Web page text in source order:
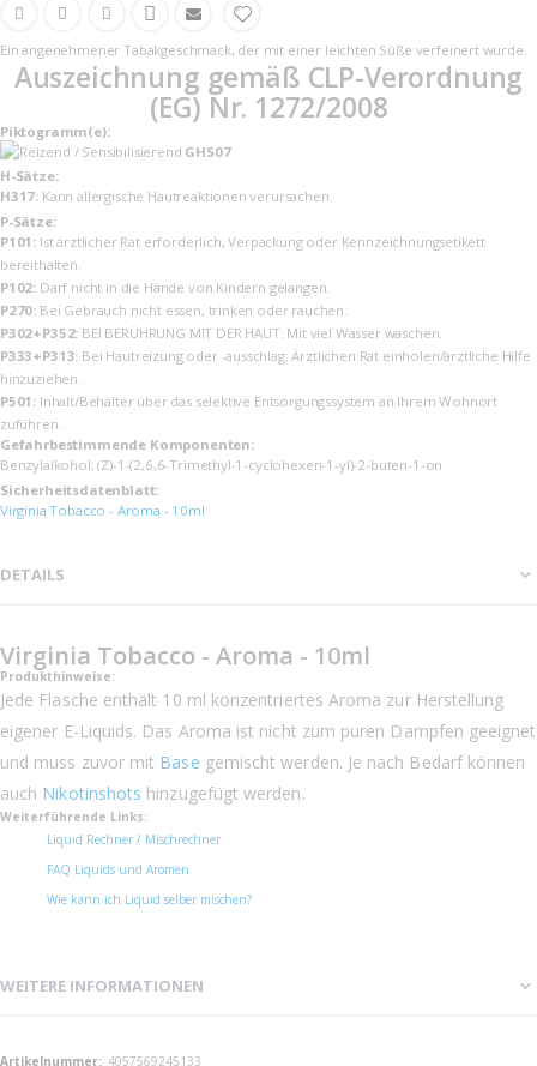
Ein angenehmener Tabakgeschmack, der mit einer leichten Süße verfeinert wurde.
Auszeichnung gemäß CLP-Verordnung
(EG) Nr. 1272/2008
Piktogramm(e):
GHS07
H-Sätze:
H317: Kann allergische Hautreaktionen verursachen.
P-Sätze:
P101: Ist ärztlicher Rat erforderlich, Verpackung oder Kennzeichnungsetikett
bereithalten.
P102: Darf nicht in die Hände von Kindern gelangen.
P270: Bei Gebrauch nicht essen, trinken oder rauchen.
P302+P352: BEI BERÜHRUNG MIT DER HAUT: Mit viel Wasser waschen.
P333+P313: Bei Hautreizung oder -ausschlag: Ärztlichen Rat einholen/ärztliche Hilfe
hinzuziehen.
P501: Inhalt/Behälter über das selektive Entsorgungssystem an Ihrem Wohnort
zuführen.
Gefahrbestimmende Komponenten:
Benzylalkohol; (Z)-1-(2,6,6-Trimethyl-1-cyclohexen-1-yl)-2-buten-1-on
Sicherheits­datenblatt:
Virginia Tobacco - Aroma - 10ml
DETAILS
Virginia Tobacco - Aroma - 10ml
Produkthinweise:
Jede Flasche enthält 10 ml konzentriertes Aroma zur Herstellung
eigener E-Liquids. Das Aroma ist nicht zum puren Dampfen geeignet
und muss zuvor mit Base gemischt werden. Je nach Bedarf können
auch Nikotinshots hinzugefügt werden.
Weiterführende Links:
Liquid Rechner / Mischrechner
FAQ Liquids und Aromen
Wie kann ich Liquid selber mischen?
WEITERE INFORMATIONEN
Weitere 4057569245133